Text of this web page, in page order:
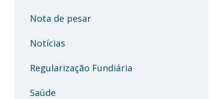
Nota de pesar
Notícias
Regularização Fundiária
Saúde